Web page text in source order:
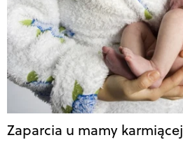
Zaparcia u mamy karmiącej